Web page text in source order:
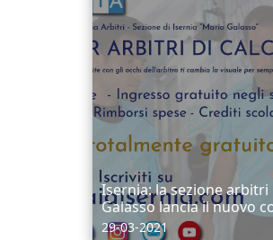
Isernia: la sezione arbitri
Galasso lancia il nuovo
29-03-2021